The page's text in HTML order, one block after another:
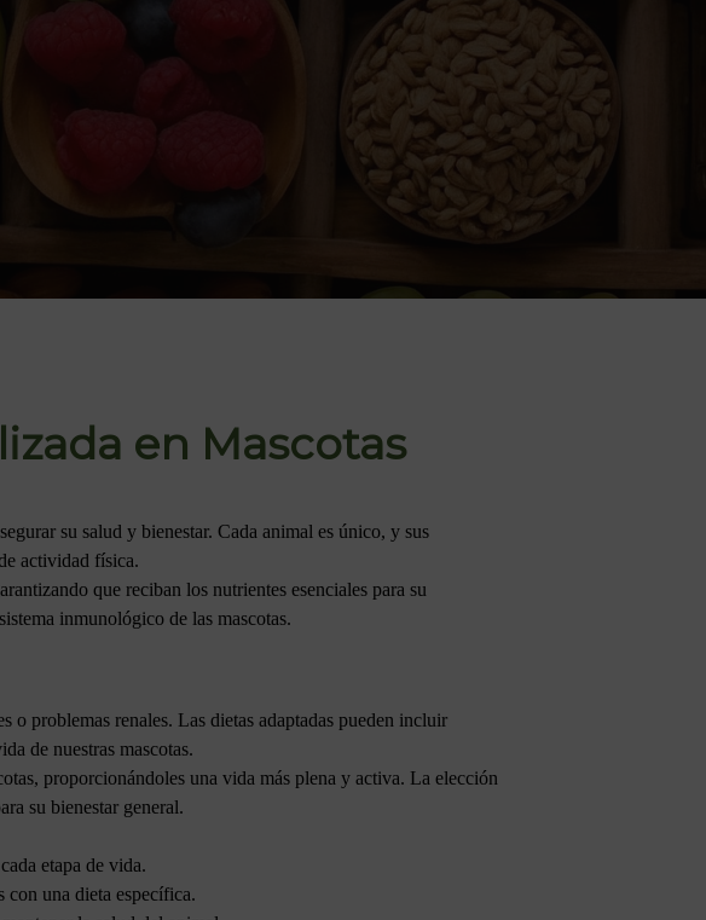
en Mascotas
su salud y bienestar. Cada animal es único, y sus
actividad física.
que reciban los nutrientes esenciales para su
inmunológico de las mascotas.
o problemas renales. Las dietas adaptadas pueden incluir
de nuestras mascotas.
proporcionándoles una vida más plena y activa. La elección
su bienestar general.
etapa de vida.
con una dieta específica.